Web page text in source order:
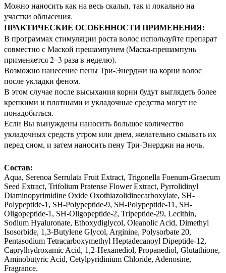
Можно наносить как на весь скальп, так и локально на
участки облысения.
ПРАКТИЧЕСКИЕ ОСОБЕННОСТИ ПРИМЕНЕНИЯ:
В программах стимуляции роста волос используйте препарат
совместно с Маской прешампунем (Маска-прешампунь
применяется 2–3 раза в неделю).
Возможно нанесение пены Три-Энерджи на корни волос
после укладки феном.
В этом случае после высыхания корни будут выглядеть более
крепкими и плотными и укладочные средства могут не
понадобиться.
Если Вы вынуждены наносить большое количество
укладочных средств утром или днем, желательно смывать их
перед сном, и затем наносить пену Три-Энерджи на ночь.
Состав:
Aqua, Serenoa Serrulata Fruit Extract, Trigonella Foenum-Graecum
Seed Extract, Trifolium Pratense Flower Extract, Pyrrolidinyl
Diaminopyrimidine Oxide Oxothiazolidinecarboxylate, SH-
Polypeptide-1, SH-Polypeptide-9, SH-Polypeptide-11, SH-
Oligopeptide-1, SH-Oligopeptide-2, Tripeptide-29, Lecithin,
Sodium Hyaluronate, Ethoxydiglycol, Oleanolic Acid, Dimethyl
Isosorbide, 1,3-Butylene Glycol, Arginine, Polysorbate 20,
Pentasodium Tetracarboxymethyl Heptadecanoyl Dipeptide-12,
Caprylhydroxamic Acid, 1,2-Hexanediol, Propanediol, Glutathione,
Aminobutyric Acid, Cetylpyridinium Chloride, Adenosine,
Fragrance.